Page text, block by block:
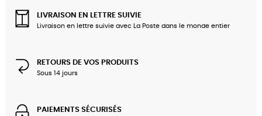
LIVRAISON EN LETTRE SUIVIE
Livraison en lettre suivie avec La Poste dans le monde entier
RETOURS DE VOS PRODUITS
Sous 14 jours
PAIEMENTS SÉCURISÉS